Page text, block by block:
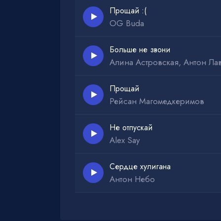
Прощай :(
OG Buda
Больше не звони
Алина Астровская, Антон
Прощай
Рейсан Магомедкеримов
Не отпускай
Alex Say
Сердце хулигана
Антон Небо